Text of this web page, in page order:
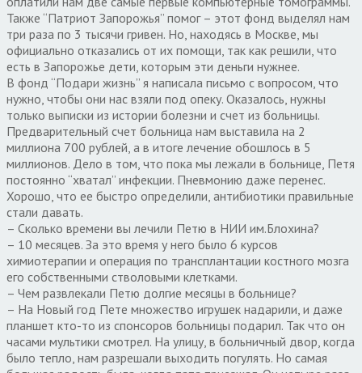
Также “Патриот Запорожья” помог – этот фонд выделял нам
три раза по 3 тысячи гривен. Но, находясь в Москве, мы
официально отказались от их помощи, так как решили, что
есть в Запорожье дети, которым эти деньги нужнее.
В фонд “Подари жизнь” я написала письмо с вопросом, что
нужно, чтобы они нас взяли под опеку. Оказалось, нужны
только выписки из истории болезни и счет из больницы.
Предварительный счет больница нам выставила на 2
миллиона 700 рублей, а в итоге лечение обошлось в 5
миллионов. Дело в том, что пока мы лежали в больнице, Петя
постоянно “хватал” инфекции. Пневмонию даже перенес.
Хорошо, что ее быстро определили, антибиотики правильные
стали давать.
– Сколько времени вы лечили Петю в НИИ им.Блохина?
– 10 месяцев. За это время у него было 6 курсов
химиотерапии и операция по трансплантации костного мозга
его собственными стволовыми клетками.
– Чем развлекали Петю долгие месяцы в больнице?
– На Новый год Пете множество игрушек надарили, и даже
планшет кто-то из спонсоров больницы подарил. Так что он
часами мультики смотрел. На улицу, в больничный двор, когда
было тепло, нам разрешали выходить погулять. Но самая